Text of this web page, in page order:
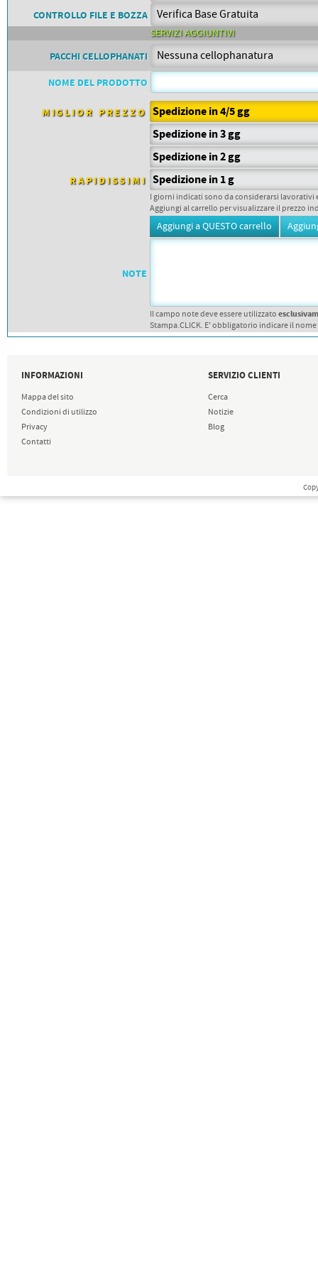
DORSALI TARGHE
PETTORALI NUMERI DA
NUMERI DA GARA MTB
CONTROLLO FILE E BOZZA
SERVIZI AGGIUNTIVI
PACCHI CELLOPHANATI
NOME DEL PRODOTTO
MIGLIOR PREZZO Spedizione in 4/5 gg
Spedizione in 3 gg
Spedizione in 2 gg
RAPIDISSIMI Spedizione in 1 g
I giorni indicati sono da considerarsi
Aggiungi al carrello per visualizzare il prezzo
NOTE
Il campo note deve essere utilizzato
Stampa.CLICK. E' obbligatorio indicare il
INFORMAZIONI
Mappa del sito
Condizioni di utilizzo
Privacy
Contatti
SERVIZIO CLIENTI
Cerca
Notizie
Blog